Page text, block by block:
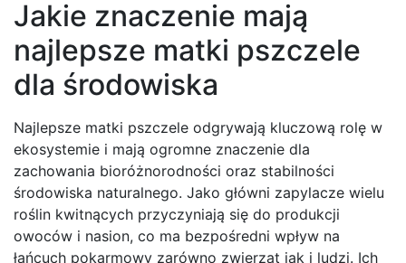
Jakie znaczenie mają
najlepsze matki pszczele
dla środowiska
Najlepsze matki pszczele odgrywają kluczową rolę w
ekosystemie i mają ogromne znaczenie dla
zachowania bioróżnorodności oraz stabilności
środowiska naturalnego. Jako główni zapylacze wielu
roślin kwitnących przyczyniają się do produkcji
owoców i nasion, co ma bezpośredni wpływ na
łańcuch pokarmowy zarówno zwierząt jak i ludzi. Ich